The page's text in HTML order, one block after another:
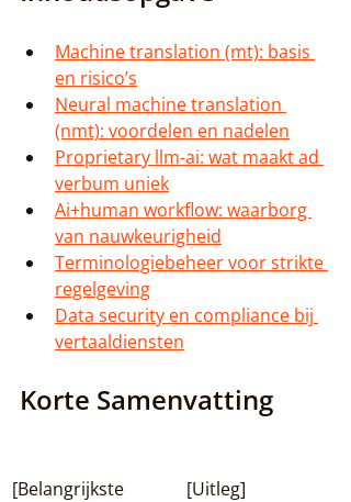
Machine translation (mt): basis
en risico’s
Neural machine translation
(nmt): voordelen en nadelen
Proprietary llm-ai: wat maakt ad
verbum uniek
Ai+human workflow: waarborg
van nauwkeurigheid
Terminologiebeheer voor strikte
regelgeving
Data security en compliance bij
vertaaldiensten
Korte Samenvatting
[Belangrijkste
[Uitleg]